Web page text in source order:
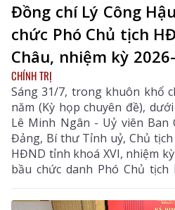
Đồng chí Lý Công
chức Phó Chủ tịch
Châu, nhiệm kỳ
CHÍNH TRỊ
Sáng 31/7, trong khuôn khổ
năm (Kỳ họp chuyên đề),
Lê Minh Ngân - Uỷ viên
Đảng, Bí thư Tỉnh uỷ, Chủ
HĐND tỉnh khoá XVI, nhiệm
bầu chức danh Phó Chủ tịch
bầu bổ sung Uỷ viên UBND